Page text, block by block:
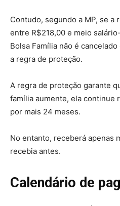
Contudo, segundo a MP, se a
entre R$218,00 e meio
Bolsa Família não é
a regra de proteção.
A regra de proteção garante
família aumente, ela continue
por mais 24 meses.
No entanto, receberá apenas
recebia antes.
Calendário de